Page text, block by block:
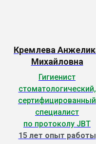
Кремлева
Михайловна
Гигиенист
стоматологический,
сертифицированный
специалист
по протоколу JBT
15 лет опыт работы